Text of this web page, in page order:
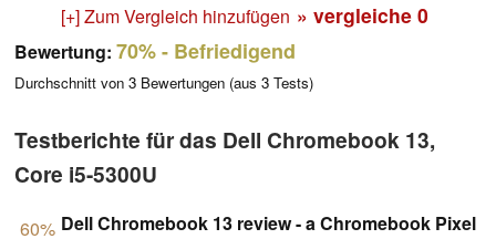
[+] Zum Vergleich hinzufügen » vergleiche 0
Bewertung: 70%- Befriedigend
Durchschnitt von 3 Bewertungen (aus 3 Tests)
Testberichte für das Dell Chromebook 13,
Core i5-5300U
60% Dell Chromebook 13 review - a Chromebook Pixel